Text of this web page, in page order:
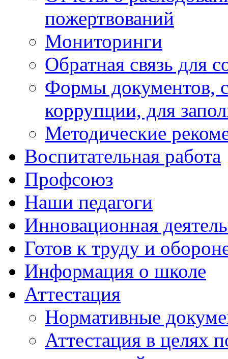
пожертвований
Мониторинги
Обратная связь для
Формы документов,
коррупции, для
Методические
Воспитательная работа
Профсоюз
Наши педагоги
Инновационная
Готов к труду и
Информация о школе
Аттестация
Нормативные
Аттестация в целях